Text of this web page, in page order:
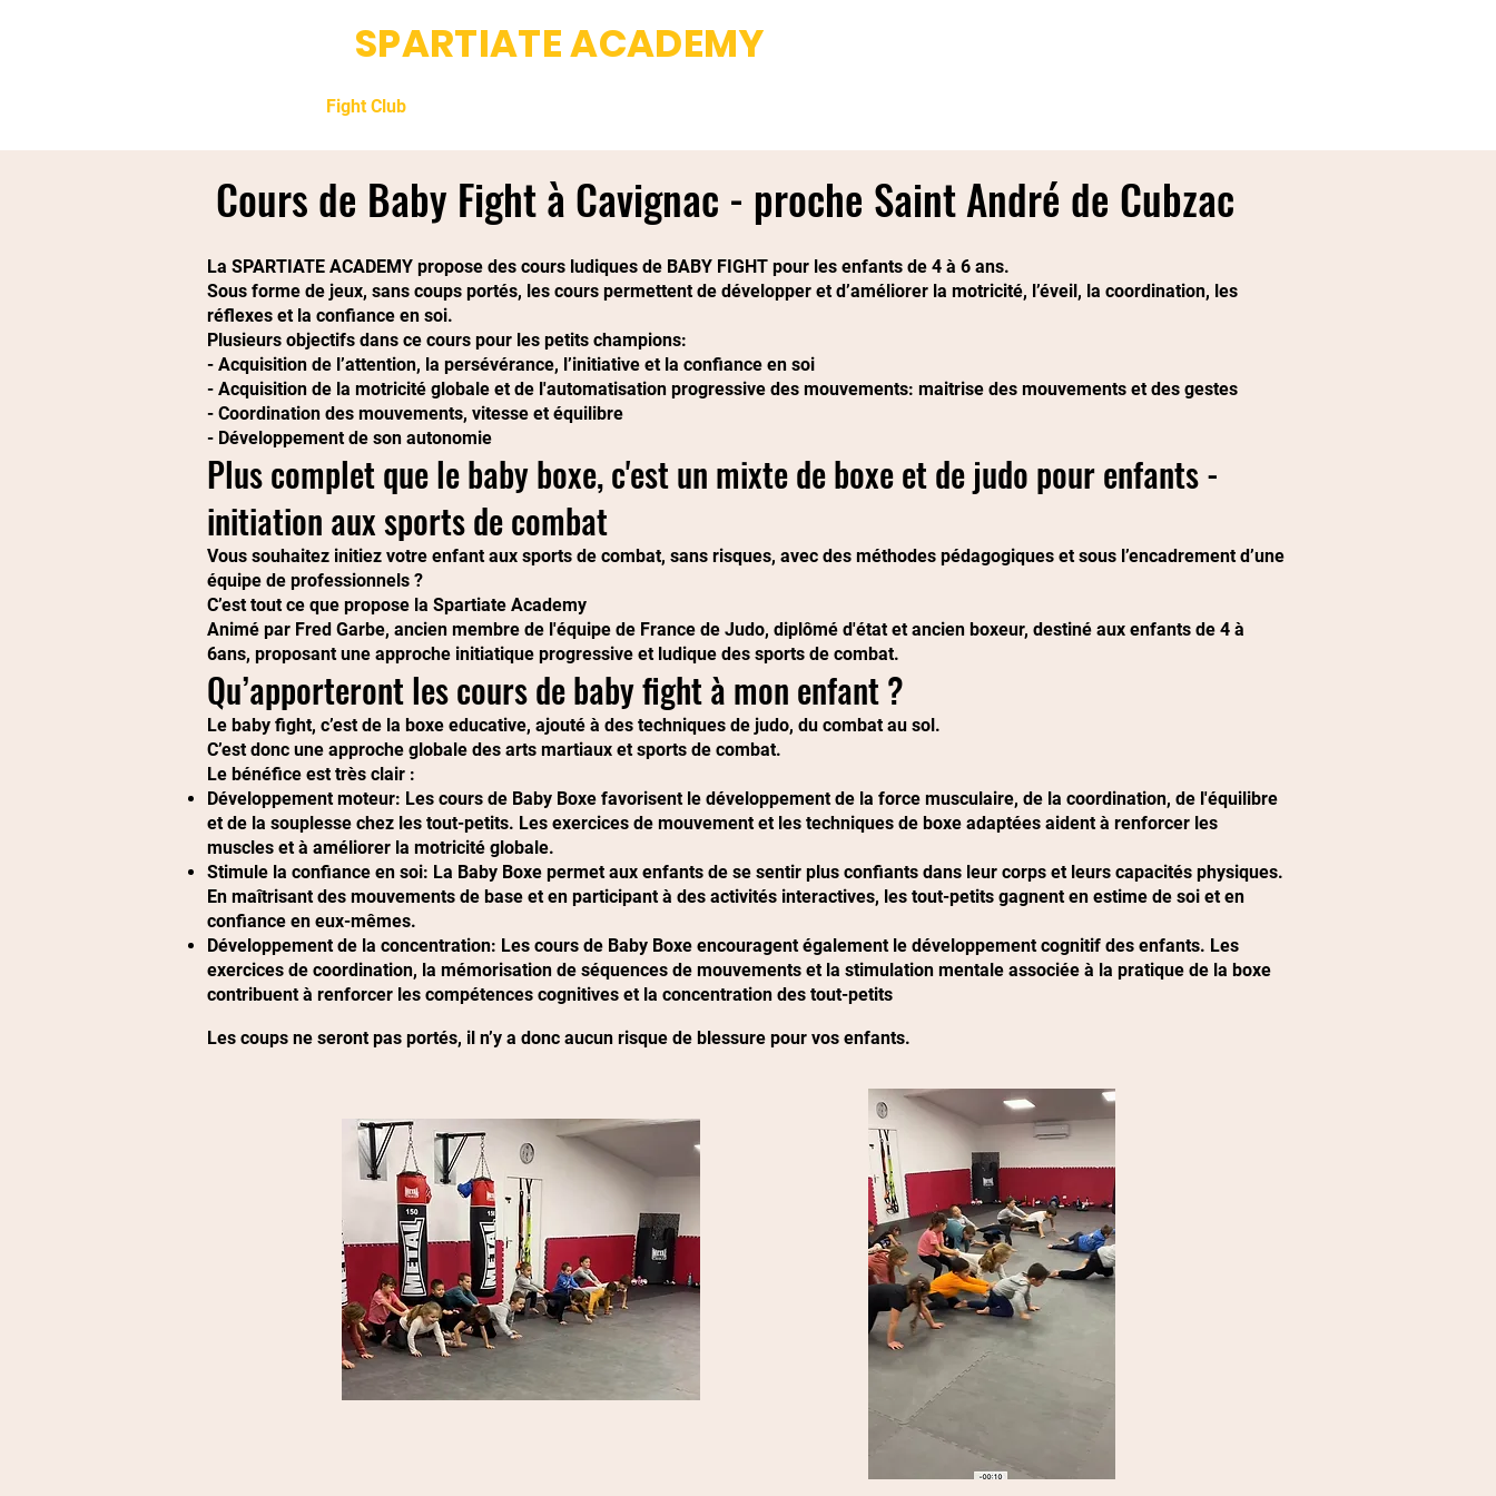
SPARTIATE ACADEMY
Fight Club
Cours de Baby Fight à Cavignac - proche Saint André de Cubzac
La SPARTIATE ACADEMY propose des cours ludiques de BABY FIGHT pour les enfants de 4 à 6 ans.
Sous forme de jeux, sans coups portés, les cours permettent de développer et d’améliorer la motricité, l’éveil, la coordination, les
réflexes et la confiance en soi.
Plusieurs objectifs dans ce cours pour les petits champions:
- Acquisition de l’attention, la persévérance, l’initiative et la confiance en soi
- Acquisition de la motricité globale et de l'automatisation progressive des mouvements: maitrise des mouvements et des gestes
- Coordination des mouvements, vitesse et équilibre
- Développement de son autonomie
Plus complet que le baby boxe, c'est un mixte de boxe et de judo pour enfants -
initiation aux sports de combat
Vous souhaitez initiez votre enfant aux sports de combat, sans risques, avec des méthodes pédagogiques et sous l’encadrement d’une
équipe de professionnels ?
C’est tout ce que propose la Spartiate Academy
Animé par Fred Garbe, ancien membre de l'équipe de France de Judo, diplômé d'état et ancien boxeur, destiné aux enfants de 4 à
6ans, proposant une approche initiatique progressive et ludique des sports de combat.
Qu’apporteront les cours de baby fight à mon enfant?
Le baby fight, c’est de la boxe educative, ajouté à des techniques de judo, du combat au sol.
C’est donc une approche globale des arts martiaux et sports de combat.
Le bénéfice est très clair :
Développement moteur: Les cours de Baby Boxe favorisent le développement de la force musculaire, de la coordination, de l'équilibre
et de la souplesse chez les tout-petits. Les exercices de mouvement et les techniques de boxe adaptées aident à renforcer les
muscles et à améliorer la motricité globale.
Stimule la confiance en soi: La Baby Boxe permet aux enfants de se sentir plus confiants dans leur corps et leurs capacités physiques.
En maîtrisant des mouvements de base et en participant à des activités interactives, les tout-petits gagnent en estime de soi et en
confiance en eux-mêmes.
Développement de la concentration: Les cours de Baby Boxe encouragent également le développement cognitif des enfants. Les
exercices de coordination, la mémorisation de séquences de mouvements et la stimulation mentale associée à la pratique de la boxe
contribuent à renforcer les compétences cognitives et la concentration des tout-petits
Les coups ne seront pas portés, il n’y a donc aucun risque de blessure pour vos enfants.